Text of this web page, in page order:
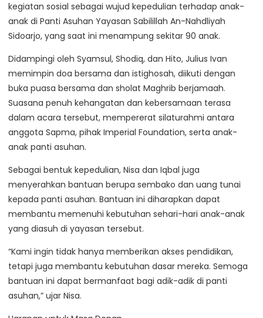
kegiatan sosial sebagai wujud kepedulian terhadap anak-
anak di Panti Asuhan Yayasan Sabilillah An-Nahdliyah
Sidoarjo, yang saat ini menampung sekitar 90 anak.
Didampingi oleh Syamsul, Shodiq, dan Hito, Julius Ivan
memimpin doa bersama dan istighosah, diikuti dengan
buka puasa bersama dan sholat Maghrib berjamaah.
Suasana penuh kehangatan dan kebersamaan terasa
dalam acara tersebut, mempererat silaturahmi antara
anggota Sapma, pihak Imperial Foundation, serta anak-
anak panti asuhan.
Sebagai bentuk kepedulian, Nisa dan Iqbal juga
menyerahkan bantuan berupa sembako dan uang tunai
kepada panti asuhan. Bantuan ini diharapkan dapat
membantu memenuhi kebutuhan sehari-hari anak-anak
yang diasuh di yayasan tersebut.
“Kami ingin tidak hanya memberikan akses pendidikan,
tetapi juga membantu kebutuhan dasar mereka. Semoga
bantuan ini dapat bermanfaat bagi adik-adik di panti
asuhan,” ujar Nisa.